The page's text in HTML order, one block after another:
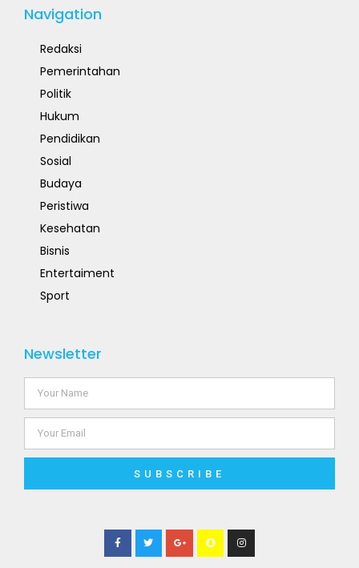
Navigation
Redaksi
Pemerintahan
Politik
Hukum
Pendidikan
Sosial
Budaya
Peristiwa
Kesehatan
Bisnis
Entertaiment
Sport
Newsletter
SUBSCRIBE